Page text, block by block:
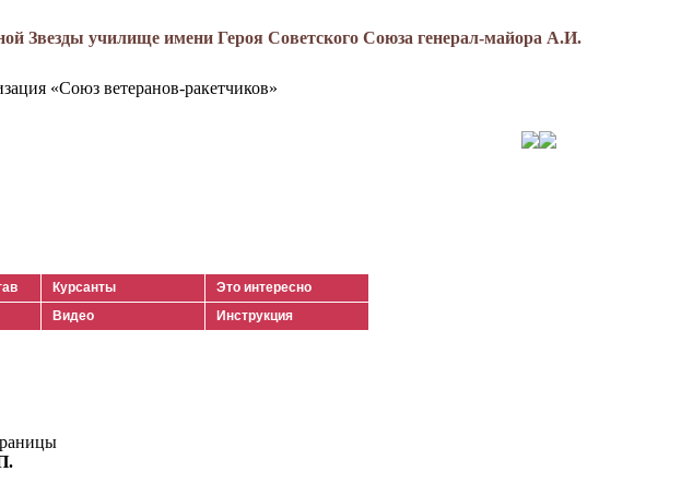
Звезды училище имени Героя Советского Союза генерал-майора А.И.
«Союз ветеранов-ракетчиков»
Курсанты
Это интересно
Видео Инструкция